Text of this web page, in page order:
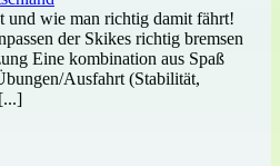
und wie man richtig damit fährt!
der Skikes richtig bremsen
Eine kombination aus Spaß
Ausfahrt (Stabilität,